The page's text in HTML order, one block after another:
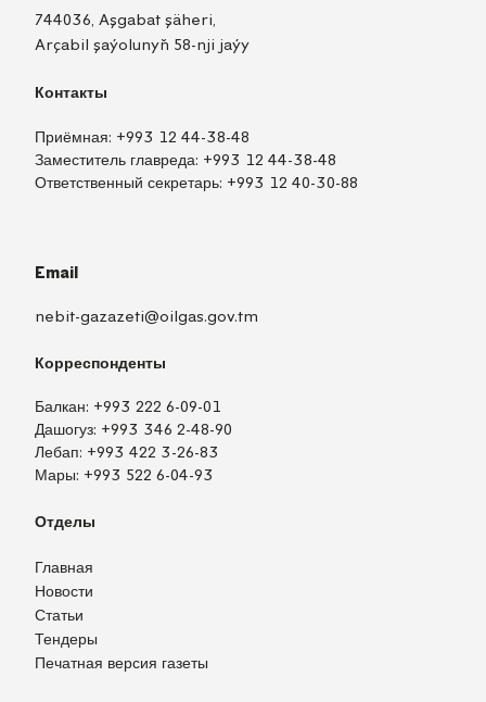
744036, Aşgabat şäheri,
Arçabil şaýolunyň 58-nji jaýy
Контакты
Приёмная: +993 12 44-38-48
Заместитель главреда: +993 12 44-38-48
Ответственный секретарь: +993 12 40-30-88
Email
nebit-gazazeti@oilgas.gov.tm
Корреспонденты
Балкан: +993 222 6-09-01
Дашогуз: +993 346 2-48-90
Лебап: +993 422 3-26-83
Мары: +993 522 6-04-93
Отделы
Главная
Новости
Статьи
Тендеры
Печатная версия газеты